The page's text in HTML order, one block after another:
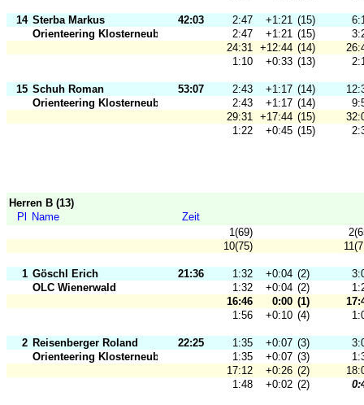
14 Sterba Markus 42:03 2:47 +1:21 (15)
Orienteering Klosterneuburg
2:47 +1:21 (15)
24:31 +12:44 (14)
1:10
+0:33 (13)
15 Schuh Roman 53:07 2:43 +1:17 (14)
Orienteering Klosterneuburg
2:43 +1:17 (14)
29:31 +17:44 (15)
1:22
+0:45 (15)
Herren B (13)
Pl
Name
Zeit
1(69)
10(75)
1 Göschl Erich 21:36 1:32 +0:04 (2)
OLC Wienerwald
1:32 +0:04 (2)
16:46
0:00 (1)
1:56
+0:10 (4)
2 Reisenberger Roland 22:25 1:35 +0:07 (3)
Orienteering Klosterneuburg
1:35 +0:07 (3)
17:12
+0:26 (2)
1:48
+0:02 (2)